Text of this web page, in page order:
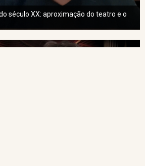
século XX: aproximação do teatro e o